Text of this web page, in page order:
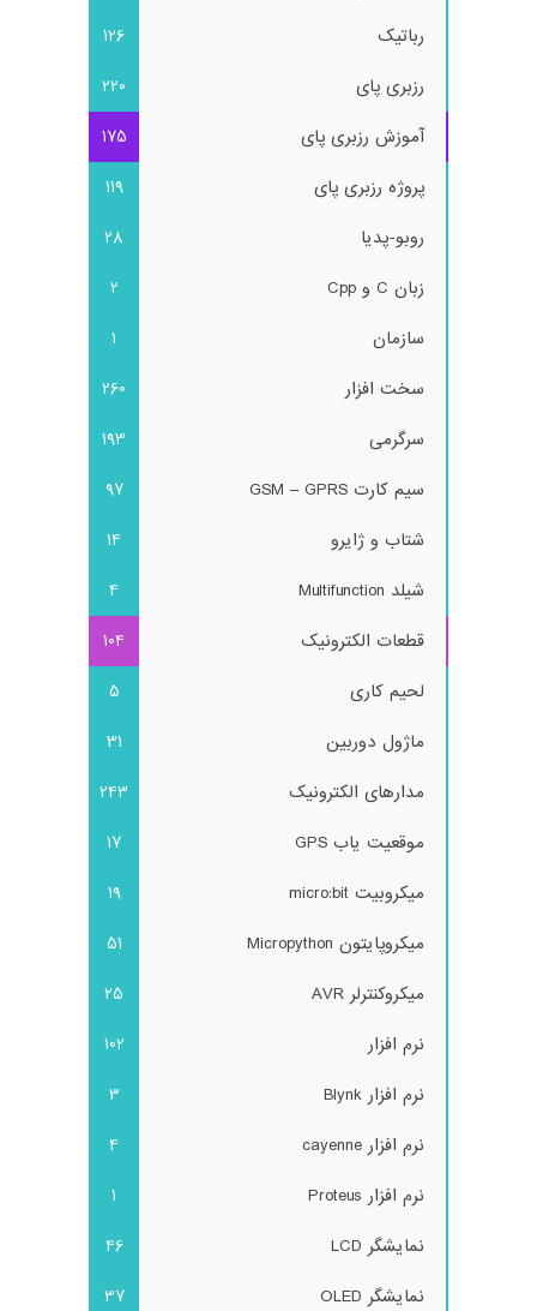
رباتیک
126
رزبری پای
220
آموزش رزبری پای
175
پروژه رزبری پای
119
روبو-پدیا
28
زبان C و Cpp
2
سازمان
1
سخت افزار
260
سرگرمی
193
سیم کارت GSM – GPRS
97
شتاب و ژایرو
14
شیلد Multifunction
4
قطعات الکترونیک
104
لحیم کاری
5
ماژول دوربین
31
مدارهای الکترونیک
243
موقعیت یاب GPS
17
میکروبیت micro:bit
19
میکروپایتون Micropython
51
میکروکنترلر AVR
25
نرم افزار
102
نرم افزار Blynk
3
نرم افزار cayenne
4
نرم افزار Proteus
1
نمایشگر LCD
46
نمایشگر OLED
37